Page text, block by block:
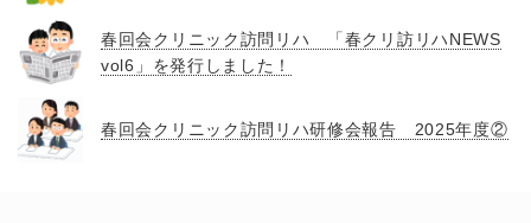
春回会クリニック訪問リハ 「春クリ訪リハNEWS
vol6」を発行しました！
春回会クリニック訪問リハ研修会報告 2025年度②